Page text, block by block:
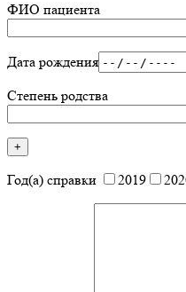
ФИО пациента
Дата рождения
Степень родства
Год(а) справки 2019